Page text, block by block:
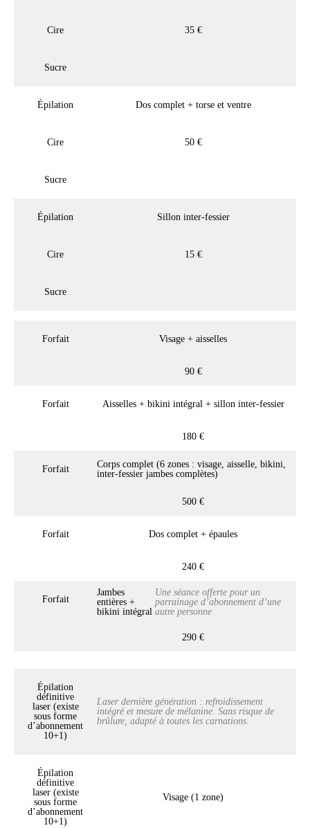
Cire 35 €
Sucre
Épilation Dos complet + torse et ventre
Cire 50 €
Sucre
Épilation Sillon inter-fessier
Cire 15 €
Sucre
Forfait Visage + aisselles
90 €
Forfait Aisselles + bikini intégral + sillon inter-fessier
180 €
Forfait
Corps complet (6 zones : visage, aisselle, bikini,
inter-fessier jambes complètes)
500 €
Forfait Dos complet + épaules
240 €
Forfait
Jambes
entières +
bikini intégral
Une séance offerte pour un
parrainage d’abonnement d’une
autre personne
290 €
Épilation
définitive
laser (existe
sous forme
d’abonnement
10+1)
Laser dernière génération : refroidissement
intégré et mesure de mélanine. Sans risque de
brûlure, adapté à toutes les carnations.
Épilation
définitive
laser (existe
sous forme
d’abonnement
10+1)
Visage (1 zone)